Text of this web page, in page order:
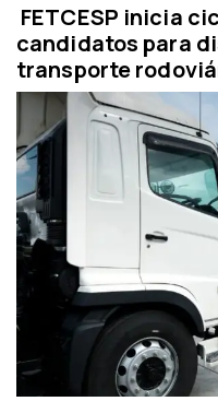
FETCESP inicia
candidatos para
transporte